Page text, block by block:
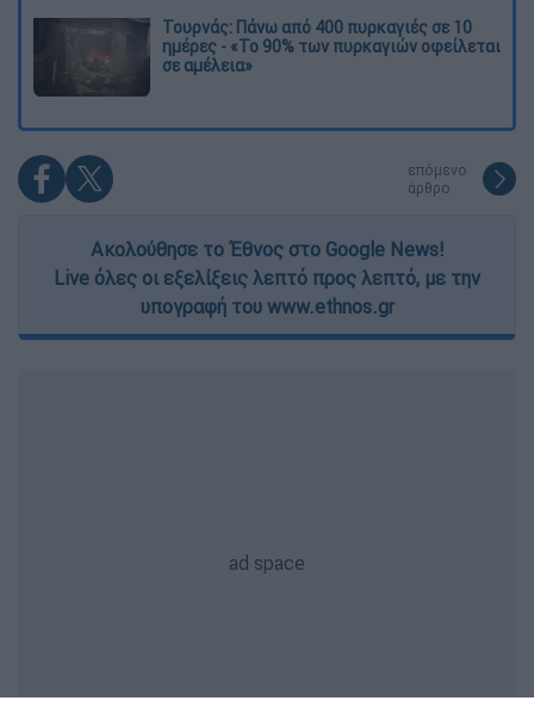
Τουρνάς: Πάνω από 400 πυρκαγιές σε 10
ημέρες - «Το 90% των πυρκαγιών οφείλεται
σε αμέλεια»
επόμενο
άρθρο
Ακολούθησε το Έθνος στο Google News!
Live όλες οι εξελίξεις λεπτό προς λεπτό, με την
υπογραφή του www.ethnos.gr